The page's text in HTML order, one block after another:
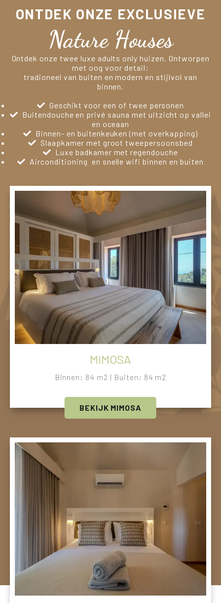
ONTDEK ONZE EXCLUSIEVE
Nature Houses
Ontdek onze twee luxe adults only huizen. Ontworpen
met oog voor detail:
tradioneel van buiten en modern en stijlvol van
binnen.
Geschikt voor een of twee personen
Buitendouche en privé sauna met uitzicht op vallei
en oceaan
Binnen- en buitenkeuken (met overkapping)
Slaapkamer met groot tweepersoonsbed
Luxe badkamer met regendouche
Airconditioning en snelle wifi binnen en buiten
MIMOSA
Binnen: 84 m2 | Buiten: 84 m2
BEKIJK MIMOSA